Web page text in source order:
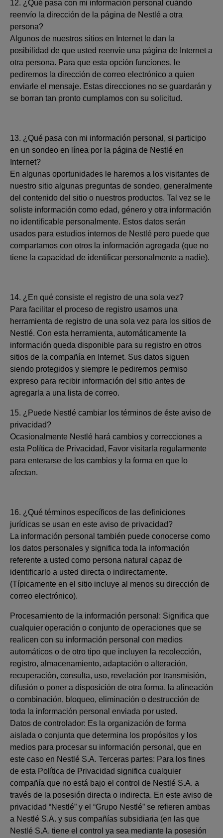
12. ¿Qué pasa con mi información personal cuándo
reenvío la dirección de la página de Nestlé a otra
persona?
Algunos de nuestros sitios en Internet le dan la
posibilidad de que usted reenvíe una página de Internet a
otra persona. Para que esta opción funciones, le
pediremos la dirección de correo electrónico a quien
enviarle el mensaje. Estas direcciones no se guardarán y
se borran tan pronto cumplamos con su solicitud.
13. ¿Qué pasa con mi información personal, si participo
en un sondeo en línea por la página de Nestlé en
Internet?
En algunas oportunidades le haremos a los visitantes de
nuestro sitio algunas preguntas de sondeo, generalmente
del contenido del sitio o nuestros productos. Tal vez se le
soliste información como edad, género y otra información
no identificable personalmente. Estos datos serán
usados para estudios internos de Nestlé pero puede que
compartamos con otros la información agregada (que no
tiene la capacidad de identificar personalmente a nadie).
14. ¿En qué consiste el registro de una sola vez?
Para facilitar el proceso de registro usamos una
herramienta de registro de una sola vez para los sitios de
Nestlé. Con esta herramienta, automáticamente la
información queda disponible para su registro en otros
sitios de la compañía en Internet. Sus datos siguen
siendo protegidos y siempre le pediremos permiso
expreso para recibir información del sitio antes de
agregarla a una lista de correo.
15. ¿Puede Nestlé cambiar los términos de éste aviso de
privacidad?
Ocasionalmente Nestlé hará cambios y correcciones a
esta Política de Privacidad, Favor visitarla regularmente
para enterarse de los cambios y la forma en que lo
afectan.
16. ¿Qué términos específicos de las definiciones
jurídicas se usan en este aviso de privacidad?
La información personal también puede conocerse como
los datos personales y significa toda la información
referente a usted como persona natural capaz de
identificarlo a usted directa o indirectamente.
(Típicamente en el sitio incluye al menos su dirección de
correo electrónico).
Procesamiento de la información personal: Significa que
cualquier operación o conjunto de operaciones que se
realicen con su información personal con medios
automáticos o de otro tipo que incluyen la recolección,
registro, almacenamiento, adaptación o alteración,
recuperación, consulta, uso, revelación por transmisión,
difusión o poner a disposición de otra forma, la alineación
o combinación, bloqueo, eliminación o destrucción de
toda la información personal enviada por usted.
Datos de controlador: Es la organización de forma
aislada o conjunta que determina los propósitos y los
medios para procesar su información personal, que en
este caso en Nestlé S.A. Terceras partes: Para los fines
de esta Política de Privacidad significa cualquier
compañía que no está bajo el control de Nestlé S.A. a
través de la posesión directa o indirecta. En este aviso de
privacidad “Nestlé” y el “Grupo Nestlé” se refieren ambas
a Nestlé S.A. y sus compañías subsidiaria (en las que
Nestlé S.A. tiene el control ya sea mediante la posesión